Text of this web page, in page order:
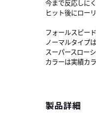
今まで反応しに
ヒット後にロー
フォールスピー
ノーマルタイプ
スーパースロー
カラーは実績カ
製品詳細